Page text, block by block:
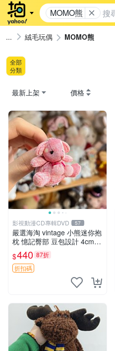
MOMO熊
絨毛玩偶 MOMO熊
全部
分類
最新上架 價格
影視動漫CD專輯DVD 57
嚴選海淘 vintage 小熊迷你抱
枕 憶記臀部 豆包設計 4cm
高 推薦收藏 迷你豆包小熊、
高臀部、豆袋抱枕
$440 87折
折扣碼